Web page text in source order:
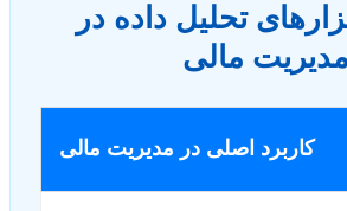
تحلیل داده در
مالی
کاربرد اصلی در مدیریت مالی